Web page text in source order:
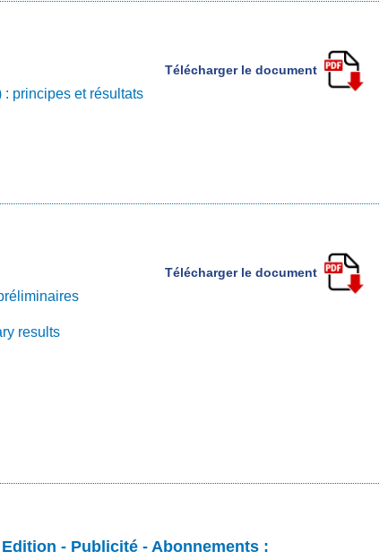
Télécharger le document
principes et résultats
Télécharger le document
results
Edition - Publicité - Abonnements :